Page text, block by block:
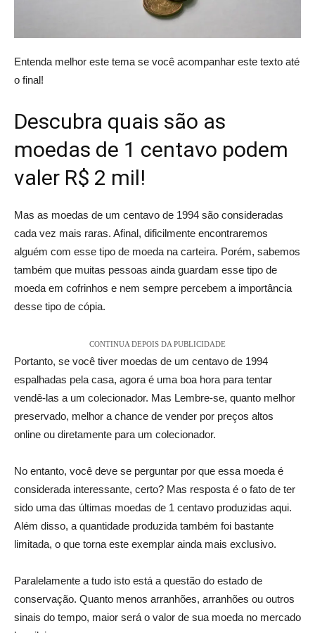
Entenda melhor este tema se você acompanhar este texto até
o final!
Descubra quais são as
moedas de 1 centavo podem
valer R$ 2 mil!
Mas as moedas de um centavo de 1994 são consideradas
cada vez mais raras. Afinal, dificilmente encontraremos
alguém com esse tipo de moeda na carteira. Porém, sabemos
também que muitas pessoas ainda guardam esse tipo de
moeda em cofrinhos e nem sempre percebem a importância
desse tipo de cópia.
CONTINUA DEPOIS DA PUBLICIDADE
Portanto, se você tiver moedas de um centavo de 1994
espalhadas pela casa, agora é uma boa hora para tentar
vendê-las a um colecionador. Mas Lembre-se, quanto melhor
preservado, melhor a chance de vender por preços altos
online ou diretamente para um colecionador.
No entanto, você deve se perguntar por que essa moeda é
considerada interessante, certo? Mas resposta é o fato de ter
sido uma das últimas moedas de 1 centavo produzidas aqui.
Além disso, a quantidade produzida também foi bastante
limitada, o que torna este exemplar ainda mais exclusivo.
Paralelamente a tudo isto está a questão do estado de
conservação. Quanto menos arranhões, arranhões ou outros
sinais do tempo, maior será o valor de sua moeda no mercado